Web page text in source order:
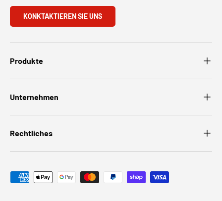
KONKTAKTIEREN SIE UNS
Produkte
Unternehmen
Rechtliches
Zahlungsmethoden